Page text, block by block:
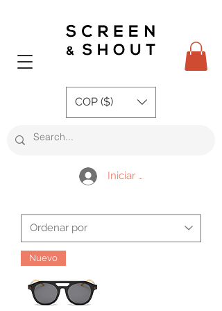
Iniciar sesión
COP ($)
Nuevo